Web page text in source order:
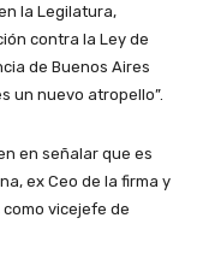
la Legilatura,
contra la Ley de
de Buenos Aires
un nuevo atropello”.
en señalar que es
ex Ceo de la firma y
vicejefe de